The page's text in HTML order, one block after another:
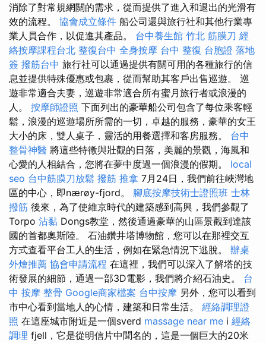
消除了對常規網關的需求，從而提供了進入和退出的光滑有
效的流程。 協會成立條件 船公司還與旅行社和其他行業專
業人員合作，以促進其產品。 台中養生館 竹北 筋膜刀 經
絡按摩課程台北 整復台中 全身按摩 台中 整復 台胞證 落地
簽 撥筋台中 旅行社可以通過提供有關可用的各種旅行的信
息並提供特殊優惠或包裹，從而幫助其客戶出售巡遊。 巡
遊非常適合夫妻，巡遊非常適合所有蜜月旅行者或浪漫的
人。 按摩師證照 下面列出的豪華船公司包含了每位乘客輕
鬆，浪漫的巡遊場所所需的一切，卓越的服務，豪華的女王
大小的床，雙人桌子，靈活的用餐選擇和客房服務。 台中
整骨神醫 將這些特徵與壯觀的日落，美麗的景觀，海風和
心愛的人相結合，您將在夢中度過一個浪漫的假期。 local
seo 台中筋膜刀放鬆 撥筋 推拿 7月24日，我們前往峽灣地
區的中心，即nærøy-fjord。 腳底按摩技術士證照班 士林
撥筋 後來，為了使維京時代的建築感到高興，我們參觀了
Torpo 沾黏 Dongs教堂，然後通過豪華的山區景觀到達該
國的首都奧斯陸。 石油鑽井塔博物館，您可以在那裡交互
方式查看平台工人的生活，例如在緊急情況下逃脫。 辦桌
外燴推薦 協會申請流程 在這裡，我們可以深入了解塔的技
術發展的細節，通過一部3D電影，我們將介紹石油史。 台
中 按摩 整骨 Google商家檔案 台中按摩 另外，您可以看到
市中心看到當地人的心情，建築和日常生活。 經絡調理證
照 在這座城市附近是一個sverd massage near me i 經絡
調理 fjell，它是從明信片中聞名的，這是一個巨大的20米